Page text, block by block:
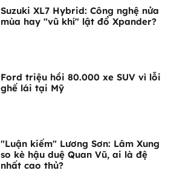
Suzuki XL7 Hybrid: Công nghệ nửa
mùa hay "vũ khí" lật đổ Xpander?
Ford triệu hồi 80.000 xe SUV vì lỗi
ghế lái tại Mỹ
"Luận kiếm" Lương Sơn: Lâm Xung
so kè hậu duệ Quan Vũ, ai là đệ
nhất cao thủ?